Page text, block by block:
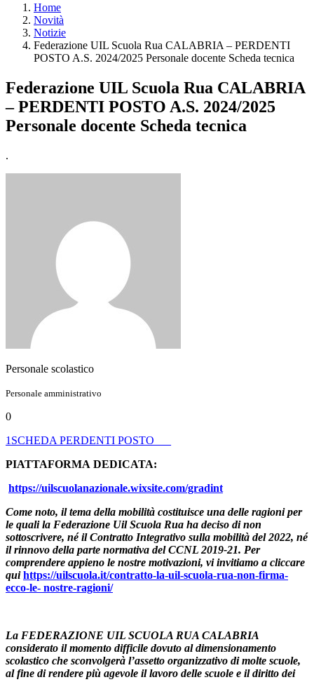
Home
Novità
Notizie
Federazione UIL Scuola Rua CALABRIA – PERDENTI
POSTO A.S. 2024/2025 Personale docente Scheda tecnica
Federazione UIL Scuola Rua CALABRIA
– PERDENTI POSTO A.S. 2024/2025
Personale docente Scheda tecnica
.
Personale scolastico
Personale amministrativo
0
1SCHEDA PERDENTI POSTO___
PIATTAFORMA DEDICATA:
https://uilscuolanazionale.wixsite.com/gradint
Come noto, il tema della mobilità costituisce una delle ragioni per
le quali la Federazione Uil Scuola Rua ha deciso di non
sottoscrivere, né il Contratto Integrativo sulla mobilità del 2022, né
il rinnovo della parte normativa del CCNL 2019-21. Per
comprendere appieno le nostre motivazioni, vi invitiamo a cliccare
quihttps://uilscuola.it/contratto-la-uil-scuola-rua-non-firma-
ecco-le- nostre-ragioni/
La FEDERAZIONE UIL SCUOLA RUA CALABRIA
considerato il momento difficile dovuto al dimensionamento
scolastico che sconvolgerà l’assetto organizzativo di molte scuole,
al fine di rendere più agevole il lavoro delle scuole e il diritto dei